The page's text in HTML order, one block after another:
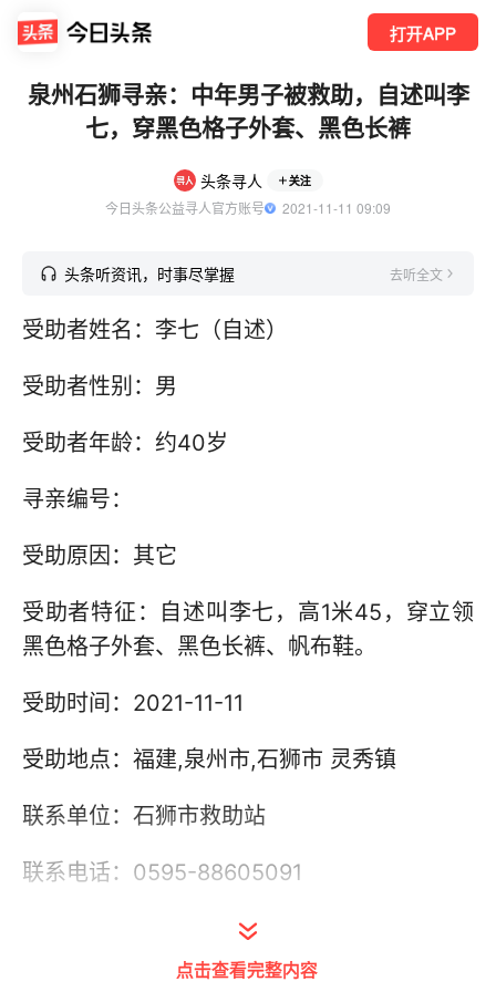
打开APP
泉州石狮寻亲：中年男子被救助，自述叫李
七，穿黑色格子外套、黑色长裤
头条寻人 关注
今日头条公益寻人官方账号
  2021-11-11 09:09
头条听资讯，时事尽掌握 去听全文
受助者姓名：李七（自述）
受助者性别：男
受助者年龄：约40岁
寻亲编号：
受助原因：其它
受助者特征：自述叫李七，高1米45，穿立领
黑色格子外套、黑色长裤、帆布鞋。
受助时间：2021-11-11
受助地点：福建,泉州市,石狮市 灵秀镇
联系单位：石狮市救助站
联系电话：0595-88605091
点击查看完整内容